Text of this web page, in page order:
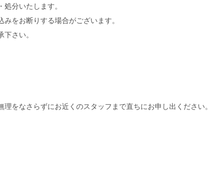
分いたします。
をお断りする場合がございます。
さい。
をなさらずにお近くのスタッフまで直ちにお申し出ください。